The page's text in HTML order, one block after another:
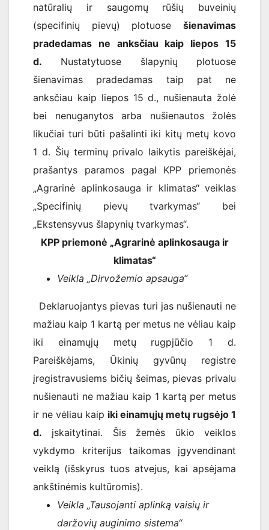
natūralių ir saugomų rūšių buveinių
(specifinių pievų) plotuose šienavimas
pradedamas ne anksčiau kaip liepos 15
d. Nustatytuose šlapynių plotuose
šienavimas pradedamas taip pat ne
anksčiau kaip liepos 15 d., nušienauta žolė
bei nenuganytos arba nušienautos žolės
likučiai turi būti pašalinti iki kitų metų kovo
1 d. Šių terminų privalo laikytis pareiškėjai,
prašantys paramos pagal KPP priemonės
„Agrarinė aplinkosauga ir klimatas“ veiklas
„Specifinių pievų tvarkymas“ bei
„Ekstensyvus šlapynių tvarkymas“.
KPP priemonė „Agrarinė aplinkosauga ir
klimatas“
Veikla „Dirvožemio apsauga“
Deklaruojantys pievas turi jas nušienauti ne
mažiau kaip 1 kartą per metus ne vėliau kaip
iki einamųjų metų rugpjūčio 1 d.
Pareiškėjams, Ūkinių gyvūnų registre
įregistravusiems bičių šeimas, pievas privalu
nušienauti ne mažiau kaip 1 kartą per metus
ir ne vėliau kaip iki einamųjų metų rugsėjo 1
d. įskaitytinai. Šis žemės ūkio veiklos
vykdymo kriterijus taikomas įgyvendinant
veiklą (išskyrus tuos atvejus, kai apsėjama
ankštinėmis kultūromis).
Veikla „Tausojanti aplinką vaisių ir
daržovių auginimo sistema“